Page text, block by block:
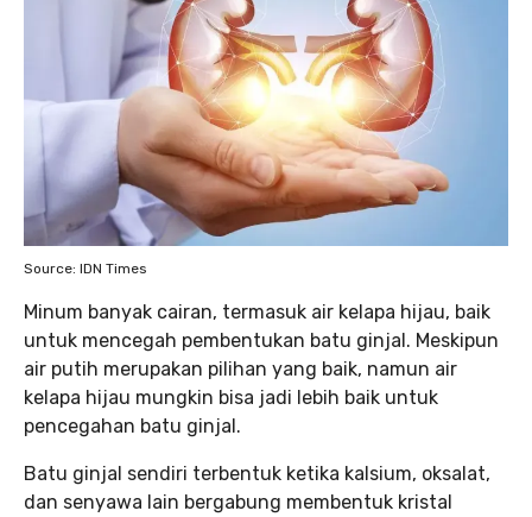
Source: IDN Times
Minum banyak cairan, termasuk air kelapa hijau, baik
untuk mencegah pembentukan batu ginjal. Meskipun
air putih merupakan pilihan yang baik, namun air
kelapa hijau mungkin bisa jadi lebih baik untuk
pencegahan batu ginjal.
Batu ginjal sendiri terbentuk ketika kalsium, oksalat,
dan senyawa lain bergabung membentuk kristal